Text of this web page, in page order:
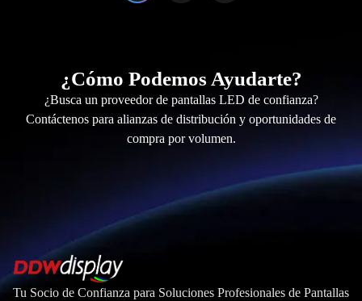
¿Cómo Podemos Ayudarte?
¿Busca un proveedor de pantallas LED de confianza?
Contáctenos para alianzas de distribución y oportunidades de
compra por volumen.
Tu Socio de Confianza para Soluciones Profesionales de Pantallas